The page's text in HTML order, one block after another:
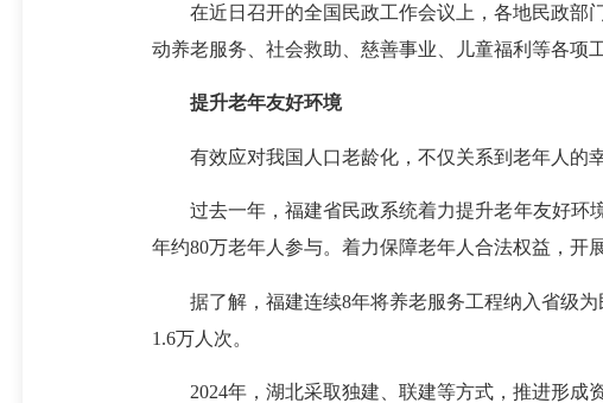
在近日召开的全国民政工作会议上，各地民政部门
动养老服务、社会救助、慈善事业、儿童福利等各项
提升老年友好环境
有效应对我国人口老龄化，不仅关系到老年人的
过去一年，福建省民政系统着力提升老年友好环境
年约80万老年人参与。着力保障老年人合法权益，
据了解，福建连续8年将养老服务工程纳入省级为
1.6万人次。
2024年，湖北采取独建、联建等方式，推进形成